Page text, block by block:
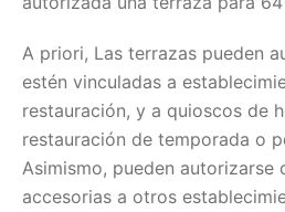
A priori, Las terrazas pueden
estén vinculadas a
restauración, y a quioscos de
restauración de temporada o
Asimismo, pueden autorizarse
accesorias a otros